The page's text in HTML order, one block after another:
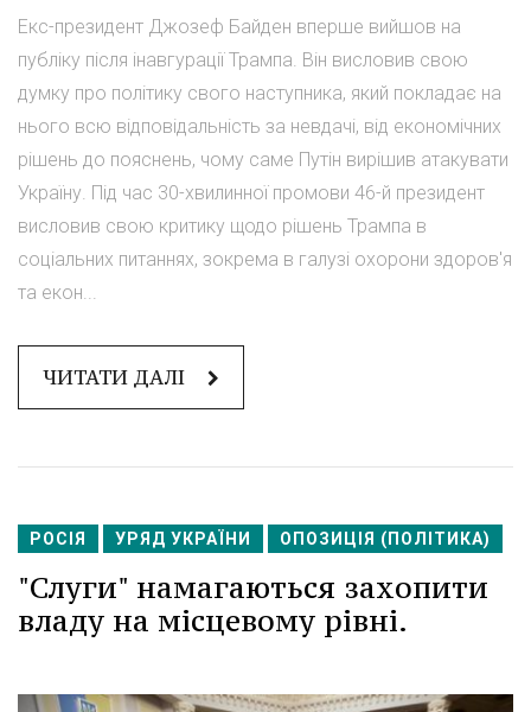
Екс-президент Джозеф Байден вперше вийшов на
публіку після інавгурації Трампа. Він висловив свою
думку про політику свого наступника, який покладає на
нього всю відповідальність за невдачі, від економічних
рішень до пояснень, чому саме Путін вирішив атакувати
Україну. Під час 30-хвилинної промови 46-й президент
висловив свою критику щодо рішень Трампа в
соціальних питаннях, зокрема в галузі охорони здоров'я
та екон...
ЧИТАТИ ДАЛІ
РОСІЯ УРЯД УКРАЇНИ ОПОЗИЦІЯ (ПОЛІТИКА)
"Слуги" намагаються захопити
владу на місцевому рівні.